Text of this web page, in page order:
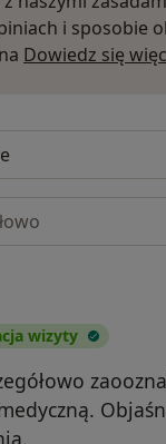
i sposobie
Dowiedz się
wizyty